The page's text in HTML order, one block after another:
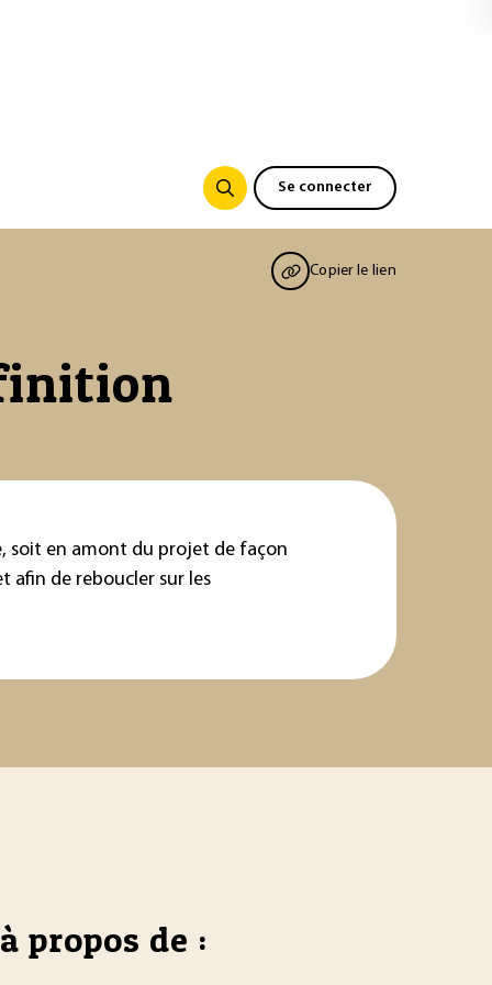
Se connecter
Copier le lien
soit en amont du projet de façon
afin de reboucler sur les
propos de :